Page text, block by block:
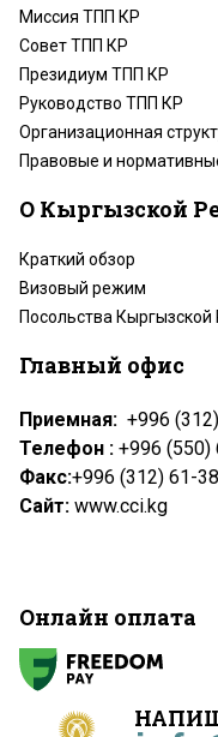
Миссия ТПП КР
Совет ТПП КР
Президиум ТПП КР
Руководство ТПП КР
Организационная
Правовые и
О Кыргызской
Краткий обзор
Визовый режим
Посольства
Главный офис
Приемная: +996
Телефон : +996 (550)
Факс:+996 (312) 61-
Сайт: www.cci.kg
Онлайн оплата